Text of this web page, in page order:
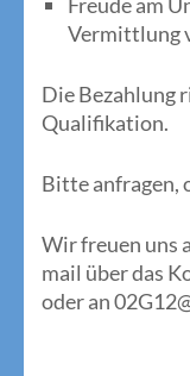
Vermittlung
Die Bezahlung
Qualifikation.
Bitte anfragen,
Wir freuen uns
mail über das
oder an